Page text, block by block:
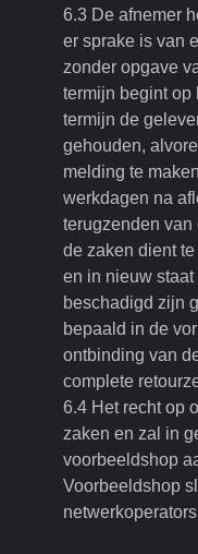
6.3 De afnemer
er sprake is van
zonder opgave
termijn begint op
termijn de
gehouden,
melding te
werkdagen na
terugzenden van
de zaken dient
en in nieuw
beschadigd zijn
bepaald in de
ontbinding van
complete
6.4 Het recht op
zaken en zal in
voorbeeldshop
Voorbeeldshop